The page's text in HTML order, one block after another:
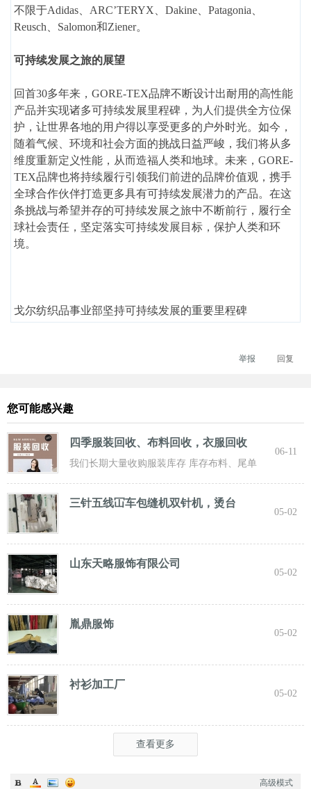
不限于Adidas、ARC’TERYX、Dakine、Patagonia、
Reusch、Salomon和Ziener。
可持续发展之旅的展望
回首30多年来，GORE-TEX品牌不断设计出耐用的高性能
产品并实现诸多可持续发展里程碑，为人们提供全方位保
护，让世界各地的用户得以享受更多的户外时光。如今，
随着气候、环境和社会方面的挑战日益严峻，我们将从多
维度重新定义性能，从而造福人类和地球。未来，GORE-
TEX品牌也将持续履行引领我们前进的品牌价值观，携手
全球合作伙伴打造更多具有可持续发展潜力的产品。在这
条挑战与希望并存的可持续发展之旅中不断前行，履行全
球社会责任，坚定落实可持续发展目标，保护人类和环
境。
戈尔纺织品事业部坚持可持续发展的重要里程碑
回复
举报
您可能感兴趣
四季服装回收、布料回收，衣服回收
我们长期大量收购服装库存 库存布料、尾单
服装，专业诚信共赢， 实力雄厚 ！ 长期面向
06-11
三针五线冚车包缝机双针机，烫台
05-02
山东天略服饰有限公司
05-02
胤鼎服饰
05-02
衬衫加工厂
05-02
查看更多
高级模式